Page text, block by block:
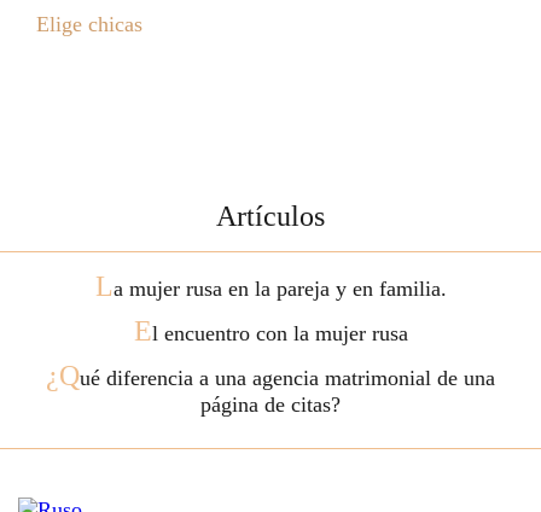
Elige chicas
Artículos
La mujer rusa en la pareja y en familia.
El encuentro con la mujer rusa
¿Qué diferencia a una agencia matrimonial de una
página de citas?